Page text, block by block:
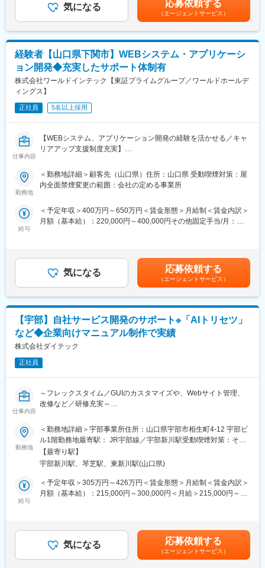
と働きやすさが表れています。
◆地元企業さまとのつながりが大きな強み
メイツ中国はもともと、中国新聞社や中国電力など地域の大手優
良企業から立ち上がった会社です。会社の名前が広く知られてい
るほか、中国エリアの企業さまとの結びつきが非常に強く、新し
い顧客のご紹介も多くあります。
◆未経験の方も安心
入社後は約2週間の座学研修を実施。その後は、OJTのもと実務を
覚えていただきながら、チームで協力し合って仕事を進めていき
ます。
社員の工夫や話し方などを吸収していけるほか、困難な状況でも
チームで解決をする体制です。
・営業活動
・サービス提供管理・保守
・ご利用者様やご家族へのヒアリング、サービス設計・立上げ
・ケアマネージャーや医療機関、福祉事業所、行政等との調整
・スタッフの採用・指導・育成
・各種プロジェクトへの参加
※担当エリアは選考時の希望を考慮の上、決定します。
【入社直後の流れ】
入社後は首都圏（東京・神奈川・埼玉）、福岡、大阪、兵庫のい
■入社～1カ月目
・業界未経験者でもゼロから学ぶことができる基礎研修／必要資
■1～3か月目
・OJTを受けながら日勤・夜勤両方の介護現場での業務をお任せ
■3～6か月目
・マネージャー業務を学んでいただきます。ピープルマネジメン
います。
■本配属後
・各事業所の課題や目的に合わせてマネジメント業務に専念頂き
ます。
※独り立ち後はリモート×出社も可
【キャリアパス（例）】
・医療介護スタッフ（2週間程度の基礎研修必要資格取得、現場業
務）
・ブロックマネージャー（年収800～900万円）
・ゼネラルマネージャー（年収900～1200万円）
変更の範囲：会社の定める業務
ョンにおいて異なる※評価により昇格・昇給あり※エリアにより地
域加算手当分が異なる※時間外手当は別途全額支給賃金はあくまで
も目安の金額であり、選考を通じて上下する可能性があります。
月給(月額)は固定手当を含めた表記です。
気になる 応募依頼する
（エージェントサービス）
経験者【山口県下関市】WEBシステム・アプリケーシ
ョン開発◆充実したサポート体制有
株式会社ワールドインテック【東証プライムグループ／ワールドホールデ
ィングス】
正社員 5名以上採用
仕事内容
【WEBシステム、アプリケーション開発の経験を活かせる／キャ
リアアップ支援制度充実】
■業務内容
ベンダーである大手重工様より降りてくるアプリケーション開発
■使用ツール
JAVA、C♯.net、Python
企業です。巨大なモノづくり現場をITで支える安定感と、最先端
技術を活用したDX推進が醍醐味です。
■当社のキャリアプラン
1）初期研修：導入研修
就業規則や評価制度の説明など
2）配属先での就業スタート
ベテラン技術者の指導やe-learningも充実しています。
ご希望を最大限加味し、キャリアUPや給与UPのサポートをいた
■当社、仕事の魅力
・「FOR Alliance System」という、担当営業、クライアントリー
ダー、シニアエキスパートの3者によるサポート体制があります。
・ワールドインテックのワークスタイルは、あなたのキャリア形
成をともに考え、自分に合った分野・勤務地で働けるワークスタ
イルです。
方、エンジニアから管理職を目指す方など、さまざまな方が活躍
できるフィールドを用意しています。
勤務地
＜勤務地詳細＞顧客先（山口県）住所：山口県 受動喫煙対策：屋
内全面禁煙変更の範囲：会社の定める事業所
給与
＜予定年収＞400万円～650万円＜賃金形態＞月給制＜賃金内訳＞
月額（基本給）：220,000円～400,000円その他固定手当/月：
年2回（7月・12月）、2025年度実績3ヶ月分■その他固定手当：
実務手当賃金はあくまでも目安の金額であり、選考を通じて上下
する可能性があります。月給(月額)は固定手当を含めた表記です。
気になる 応募依頼する
（エージェントサービス）
【宇部】自社サービス開発のサポート※「AIトリセツ」
など◆企業向けマニュアル制作で実績
株式会社ダイテック
正社員
仕事内容
～フレックスタイム／GUIのカスタマイズや、Webサイト管理、
改修など／研修充実～
■概要：
◇当社のサービス「AIトリセツ」に関するアシスタント業務およ
び、Webマーケティングに関する業務を担います。
■具体的には：
◇開発アシスタント
顧客の要望をヒアリングし、仕様に合ったGUIのカスタマイズな
など
※その他、マニュアル制作に関する業務やユーザーサポートに関す
勤務地
＜勤務地詳細＞宇部事業所住所：山口県宇部市相生町4-12 宇部ビ
ル1階勤務地最寄駅： JR宇部線／宇部新川駅受動喫煙対策：その
他（屋外喫煙場あり）変更の範囲：会社の定める事業所（リモー
トワーク含む）
【最寄り駅】
宇部新川駅、琴芝駅、東新川駅(山口県)
給与
＜予定年収＞305万円～426万円＜賃金形態＞月給制＜賃金内訳＞
月額（基本給）：215,000円～300,000円＜月給＞215,000円～
じて上下する可能性があります。月給(月額)は固定手当を含めた表
記です。気になる 応募依頼する
（エージェントサービス）